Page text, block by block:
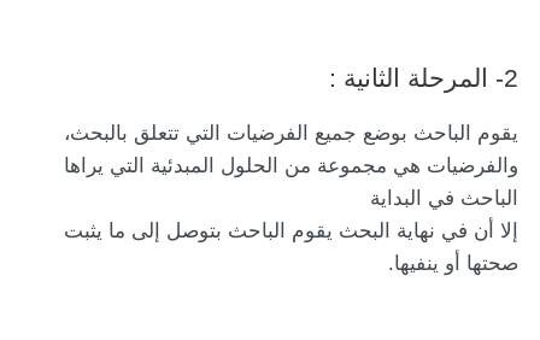
2- المرحلة الثانية :
يقوم الباحث بوضع جميع الفرضيات التي تتعلق بالبحث،
والفرضيات هي مجموعة من الحلول المبدئية التي يراها
الباحث في البداية
إلا أن في نهاية البحث يقوم الباحث بتوصل إلى ما يثبت
صحتها أو ينفيها.